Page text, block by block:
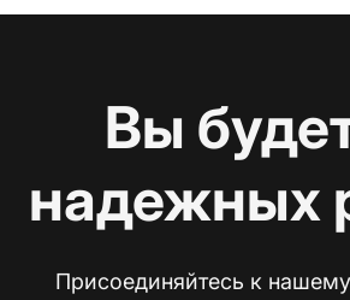
Вы
надежных
Присоединяйтесь к